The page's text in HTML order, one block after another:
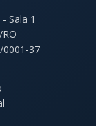
Sala 1
0001-37